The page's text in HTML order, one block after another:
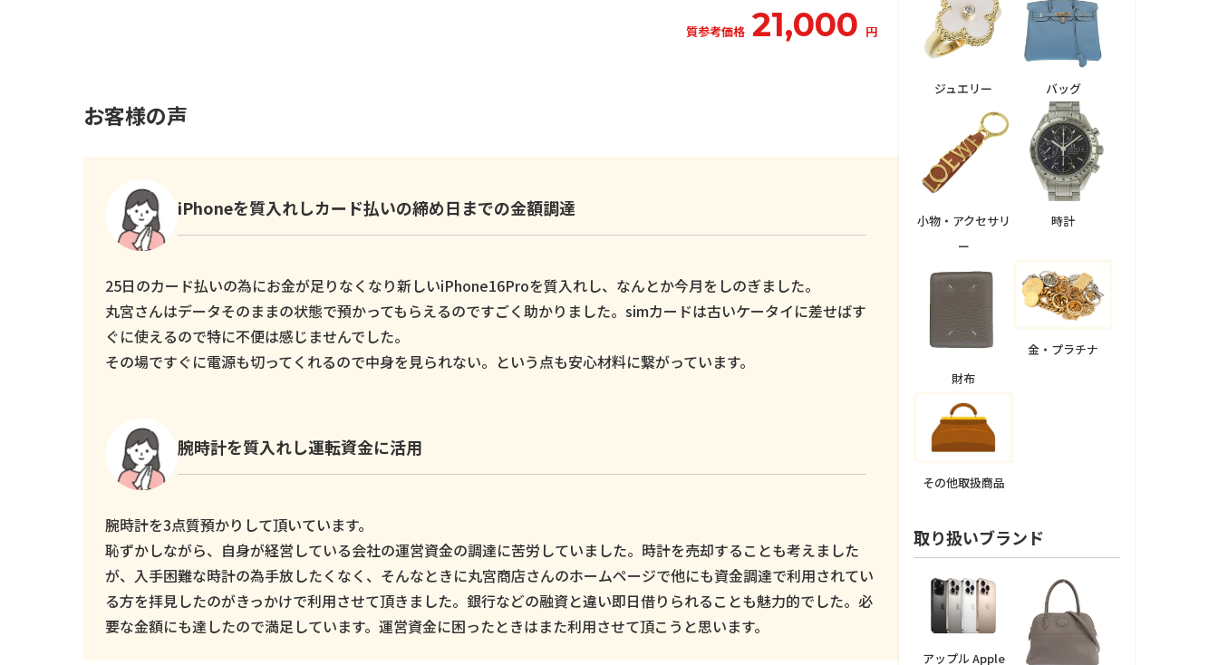
質参考価格 21,000 円
お客様の声
iPhoneを質入れしカード払いの締め日までの金額調達
25日のカード払いの為にお金が足りなくなり新しいiPhone16Proを質入れし、なんとか今月をしのぎました。
丸宮さんはデータそのままの状態で預かってもらえるのですごく助かりました。simカードは古いケータイに差せばす
ぐに使えるので特に不便は感じませんでした。
その場ですぐに電源も切ってくれるので中身を見られない。という点も安心材料に繋がっています。
腕時計を質入れし運転資金に活用
腕時計を3点質預かりして頂いています。
恥ずかしながら、自身が経営している会社の運営資金の調達に苦労していました。時計を売却することも考えました
が、入手困難な時計の為手放したくなく、そんなときに丸宮商店さんのホームページで他にも資金調達で利用されてい
る方を拝見したのがきっかけで利用させて頂きました。銀行などの融資と違い即日借りられることも魅力的でした。必
要な金額にも達したので満足しています。運営資金に困ったときはまた利用させて頂こうと思います。
ジュエリー バッグ
小物・アクセサリ
ー
時計
財布
金・プラチナ
その他取扱商品
取り扱いブランド
アップル Apple